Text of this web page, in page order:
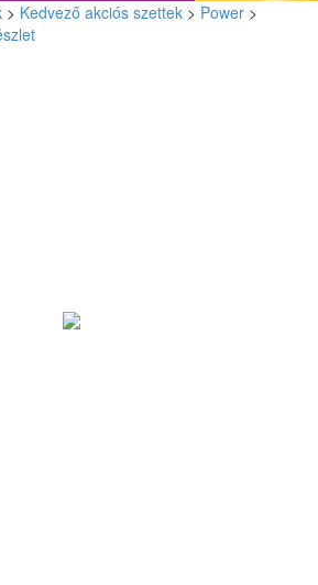
> Kedvező akciós szettek > Power >